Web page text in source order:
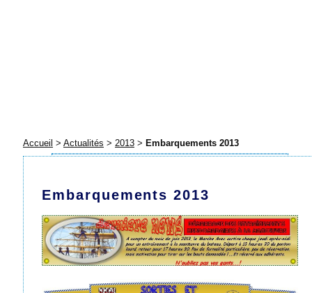
Accueil > Actualités > 2013 > Embarquements 2013
Embarquements 2013